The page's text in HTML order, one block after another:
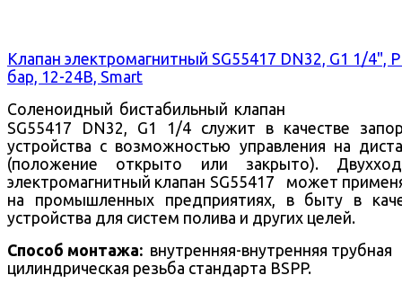
Клапан электромагнитный SG55417 DN32, G1 1/4",
бар, 12-24В, Smart
Соленоидный бистабильный клапан
SG55417 DN32, G1 1/4 служит в качестве
устройства с возможностью управления на
(положение открыто или закрыто).
электромагнитный клапан SG55417 может
на промышленных предприятиях, в быту в
устройства для систем полива и других целей.
Способ монтажа: внутренняя-внутренняя трубная
цилиндрическая резьба стандарта BSPP.